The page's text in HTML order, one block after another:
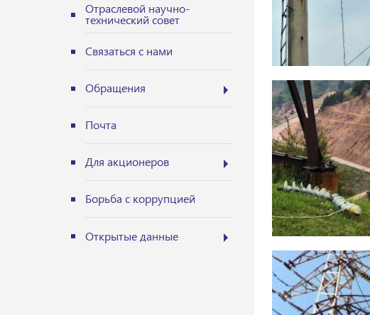
Отраслевой научно-
технический совет
Связаться с нами
Обращения
Почта
Для акционеров
Борьба с коррупцией
Открытые данные